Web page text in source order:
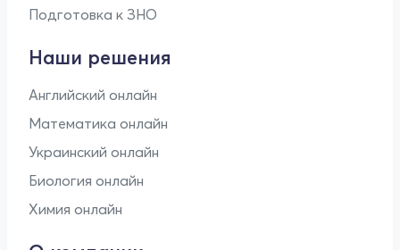
Подготовка к ЗНО
Наши решения
Английский онлайн
Математика онлайн
Украинский онлайн
Биология онлайн
Химия онлайн